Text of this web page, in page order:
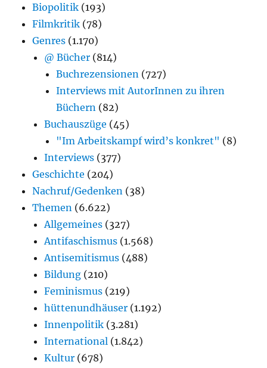
Biopolitik (193)
Filmkritik (78)
Genres (1.170)
@ Bücher (814)
Buchrezensionen (727)
Interviews mit AutorInnen zu ihren
Büchern (82)
Buchauszüge (45)
"Im Arbeitskampf wird’s konkret" (8)
Interviews (377)
Geschichte (204)
Nachruf/Gedenken (38)
Themen (6.622)
Allgemeines (327)
Antifaschismus (1.568)
Antisemitismus (488)
Bildung (210)
Feminismus (219)
hüttenundhäuser (1.192)
Innenpolitik (3.281)
International (1.842)
Kultur (678)